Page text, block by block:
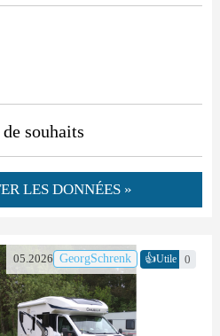
souhaits
LES DONNÉES »
05.2026 GeorgSchrenk 👍Utile 0